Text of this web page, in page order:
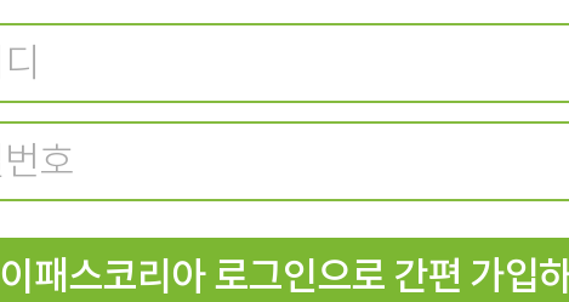
이패스코리아 로그인으로 간편 가입